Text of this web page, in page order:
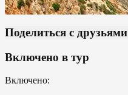
Поделиться с друзьями
Включено в тур
Включено: